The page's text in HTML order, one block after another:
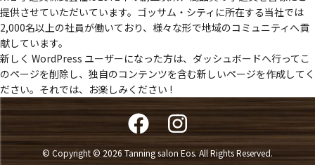
提供させていただいています。ゴッサム・シティに所在する当社では
2,000名以上の社員が働いており、様々な形で地域のコミュニティへ貢
献しています。
新しく WordPress ユーザーになった方は、 ダッシュボードへ行ってこ
のページを削除し、独自のコンテンツを含む新しいページを作成してく
ださい。それでは、お楽しみください !
© Copyright © 2026 Tanning salon Eos. All Rights Reserved.